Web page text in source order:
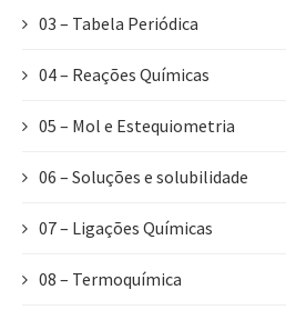
03 – Tabela Periódica
04 – Reações Químicas
05 – Mol e Estequiometria
06 – Soluções e solubilidade
07 – Ligações Químicas
08 – Termoquímica